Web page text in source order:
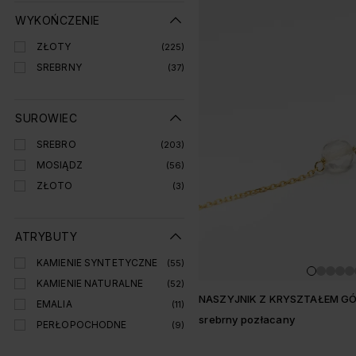
WYKOŃCZENIE
ZŁOTY (225)
SREBRNY (37)
SUROWIEC
SREBRO (203)
MOSIĄDZ (56)
ZŁOTO (3)
ATRYBUTY
KAMIENIE SYNTETYCZNE (55)
KAMIENIE NATURALNE (52)
EMALIA (11)
PERŁOPOCHODNE (9)
NASZYJNIK Z KRYSZTAŁEM
srebrny pozłacany